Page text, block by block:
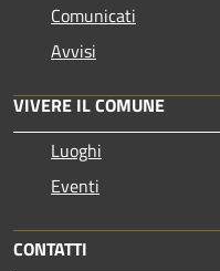
Comunicati
Avvisi
VIVERE IL COMUNE
Luoghi
Eventi
CONTATTI